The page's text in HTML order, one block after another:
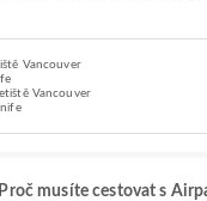
Vancouver
Vancouver
Proč musíte cestovat s